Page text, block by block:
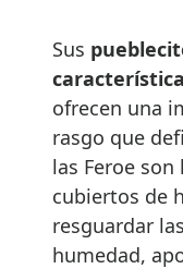
Sus
ofrecen una
rasgo que
las Feroe
cubiertos de
resguardar
humedad,